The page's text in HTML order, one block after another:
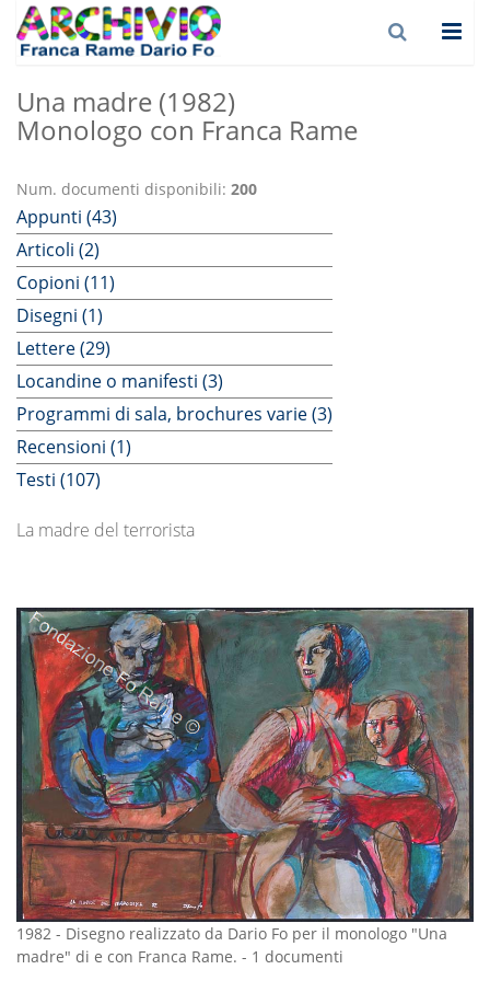
Una madre (1982)
Monologo con Franca Rame
Num. documenti disponibili: 200
Appunti (43)
Articoli (2)
Copioni (11)
Disegni (1)
Lettere (29)
Locandine o manifesti (3)
Programmi di sala, brochures varie (3)
Recensioni (1)
Testi (107)
La madre del terrorista
1982 - Disegno realizzato da Dario Fo per il monologo "Una
madre" di e con Franca Rame. - 1 documenti